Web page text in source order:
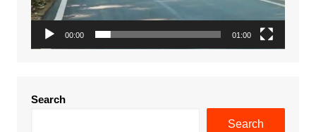
00:00 01:00
Search
Search